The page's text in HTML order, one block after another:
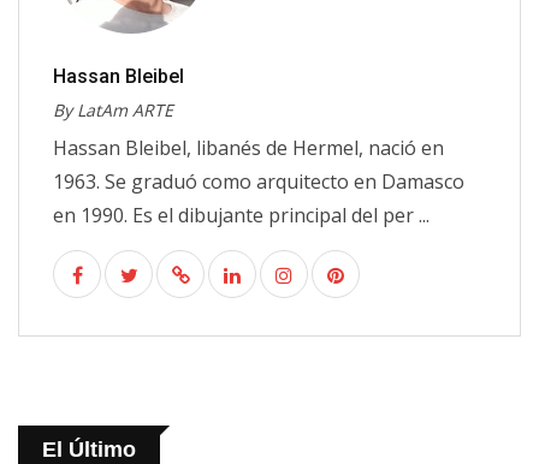
Hassan Bleibel
By LatAm ARTE
Hassan Bleibel, libanés de Hermel, nació en
1963. Se graduó como arquitecto en Damasco
en 1990. Es el dibujante principal del per ...
El Último